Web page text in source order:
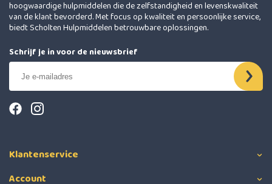
hoogwaardige hulpmiddelen die de zelfstandigheid en levenskwaliteit
van de klant bevorderd. Met focus op kwaliteit en persoonlijke service,
biedt Scholten Hulpmiddelen betrouwbare oplossingen.
Schrijf je in voor de nieuwsbrief
Klantenservice
Account